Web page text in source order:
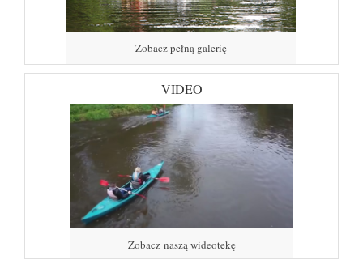
Zobacz pełną galerię
VIDEO
Zobacz naszą wideotekę